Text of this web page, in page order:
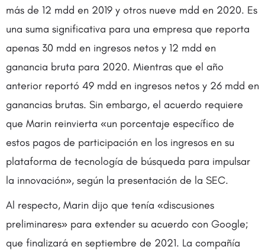
más de 12 mdd en 2019 y otros nueve mdd en 2020. Es
una suma significativa para una empresa que reporta
apenas 30 mdd en ingresos netos y 12 mdd en
ganancia bruta para 2020. Mientras que el año
anterior reportó 49 mdd en ingresos netos y 26 mdd en
ganancias brutas. Sin embargo, el acuerdo requiere
que Marin reinvierta «un porcentaje específico de
estos pagos de participación en los ingresos en su
plataforma de tecnología de búsqueda para impulsar
la innovación», según la presentación de la SEC.
Al respecto, Marin dijo que tenía «discusiones
preliminares» para extender su acuerdo con Google;
que finalizará en septiembre de 2021. La compañía